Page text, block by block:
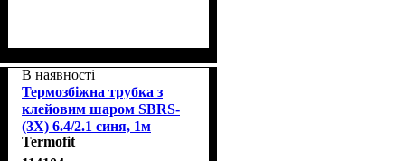
В наявності
Термозбіжна трубка з
клейовим шаром SBRS-
(3X) 6.4/2.1 синя, 1м
Termofit